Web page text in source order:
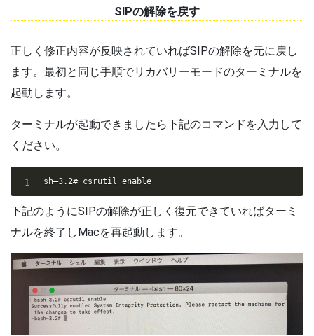
SIPの解除を戻す
正しく修正内容が反映されていればSIPの解除を元に戻し
ます。最初と同じ手順でリカバリーモードのターミナルを
起動します。
ターミナルが起動できましたら下記のコマンドを入力して
ください。
sh–3.2# csrutil enable
下記のようにSIPの解除が正しく復元できていればターミ
ナルを終了しMacを再起動します。